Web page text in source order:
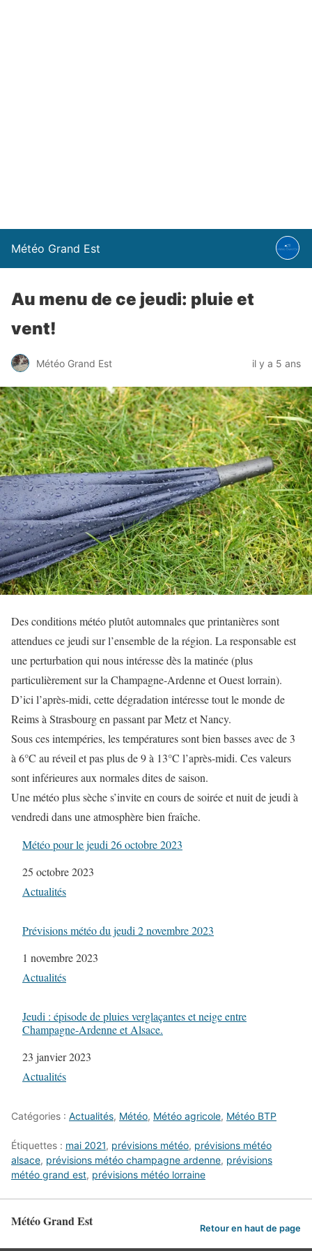
Météo Grand Est
Au menu de ce jeudi: pluie et
vent!
Météo Grand Est il y a 5 ans
Des conditions météo plutôt automnales que printanières sont
attendues ce jeudi sur l’ensemble de la région. La responsable est
une perturbation qui nous intéresse dès la matinée (plus
particulièrement sur la Champagne-Ardenne et Ouest lorrain).
D’ici l’après-midi, cette dégradation intéresse tout le monde de
Reims à Strasbourg en passant par Metz et Nancy.
Sous ces intempéries, les températures sont bien basses avec de 3
à 6°C au réveil et pas plus de 9 à 13°C l’après-midi. Ces valeurs
sont inférieures aux normales dites de saison.
Une météo plus sèche s’invite en cours de soirée et nuit de jeudi à
vendredi dans une atmosphère bien fraîche.
Météo pour le jeudi 26 octobre 2023
Date
25 octobre 2023
Par rapport à
Actualités
Prévisions météo du jeudi 2 novembre 2023
Date
1 novembre 2023
Par rapport à
Actualités
Jeudi : épisode de pluies verglaçantes et neige entre
Champagne-Ardenne et Alsace.
Date
23 janvier 2023
Par rapport à
Actualités
Catégories : Actualités, Météo, Météo agricole, Météo BTP
Étiquettes : mai 2021, prévisions météo, prévisions météo
alsace, prévisions météo champagne ardenne, prévisions
météo grand est, prévisions météo lorraine
Météo Grand Est Retour en haut de page